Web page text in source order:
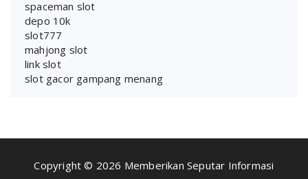
spaceman slot
depo 10k
slot777
mahjong slot
link slot
slot gacor gampang menang
Copyright © 2026 Memberikan Seputar Informasi